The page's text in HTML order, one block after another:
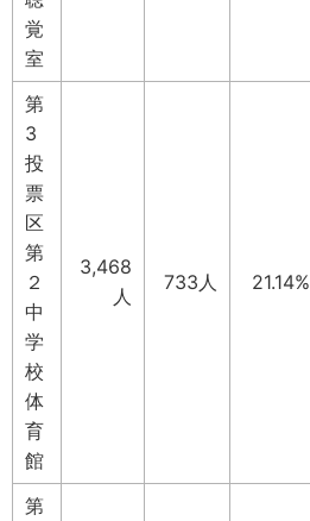
覚
室
第
3
投
票
区
第
２
中
学
校
体
育
館
3,468
人
733人 21.14%
第